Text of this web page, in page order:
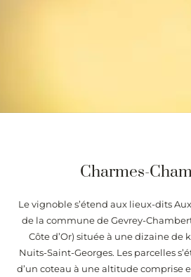
Charmes-
Le vignoble s’étend aux lieux-dits
de la commune de Gevrey-
Côte d’Or) située à une dizaine de
Nuits-Saint-Georges. Les parcelles
d’un coteau à une altitude comprise